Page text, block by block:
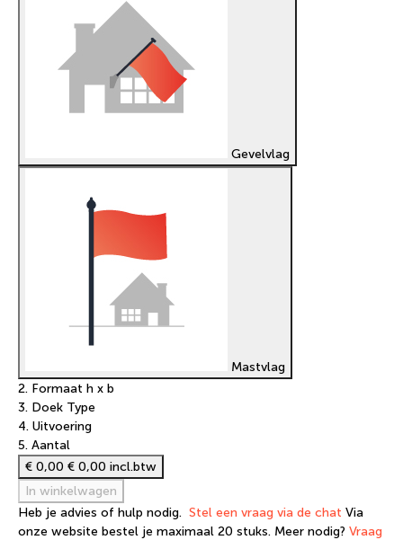
Gevelvlag
Mastvlag
2. Formaat h x b
3. Doek Type
4. Uitvoering
5. Aantal
€ 0,00 € 0,00 incl.btw
In winkelwagen
Heb je advies of hulp nodig. Stel een vraag via de chat Via
onze website bestel je maximaal 20 stuks. Meer nodig? Vraag